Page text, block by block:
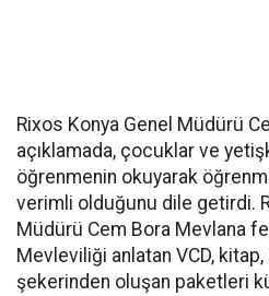
Rixos Konya Genel Müdürü
açıklamada, çocuklar ve
öğrenmenin okuyarak
verimli olduğunu dile getirdi.
Müdürü Cem Bora Mevlana
Mevleviliği anlatan VCD,
şekerinden oluşan paketleri